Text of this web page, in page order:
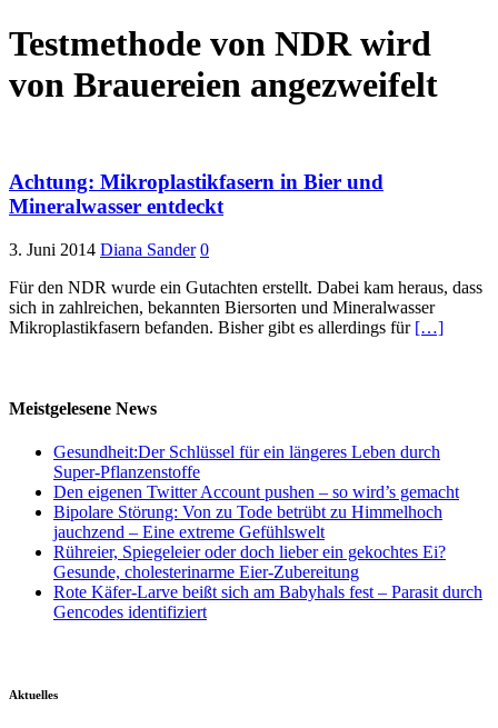
Testmethode von NDR wird
von Brauereien angezweifelt
Achtung: Mikroplastikfasern in Bier und
Mineralwasser entdeckt
3. Juni 2014 Diana Sander 0
Für den NDR wurde ein Gutachten erstellt. Dabei kam heraus, dass
sich in zahlreichen, bekannten Biersorten und Mineralwasser
Mikroplastikfasern befanden. Bisher gibt es allerdings für […]
Meistgelesene News
Gesundheit:Der Schlüssel für ein längeres Leben durch
Super-Pflanzenstoffe
Den eigenen Twitter Account pushen – so wird’s gemacht
Bipolare Störung: Von zu Tode betrübt zu Himmelhoch
jauchzend – Eine extreme Gefühlswelt
Rühreier, Spiegeleier oder doch lieber ein gekochtes Ei?
Gesunde, cholesterinarme Eier-Zubereitung
Rote Käfer-Larve beißt sich am Babyhals fest – Parasit durch
Gencodes identifiziert
Aktuelles